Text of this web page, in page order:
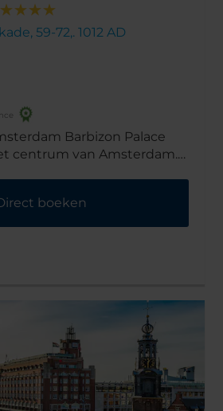
59-72,. 1012 AD
Barbizon Palace
centrum van Amsterdam.
een bezienswaardigheid
eeuw.
boeken